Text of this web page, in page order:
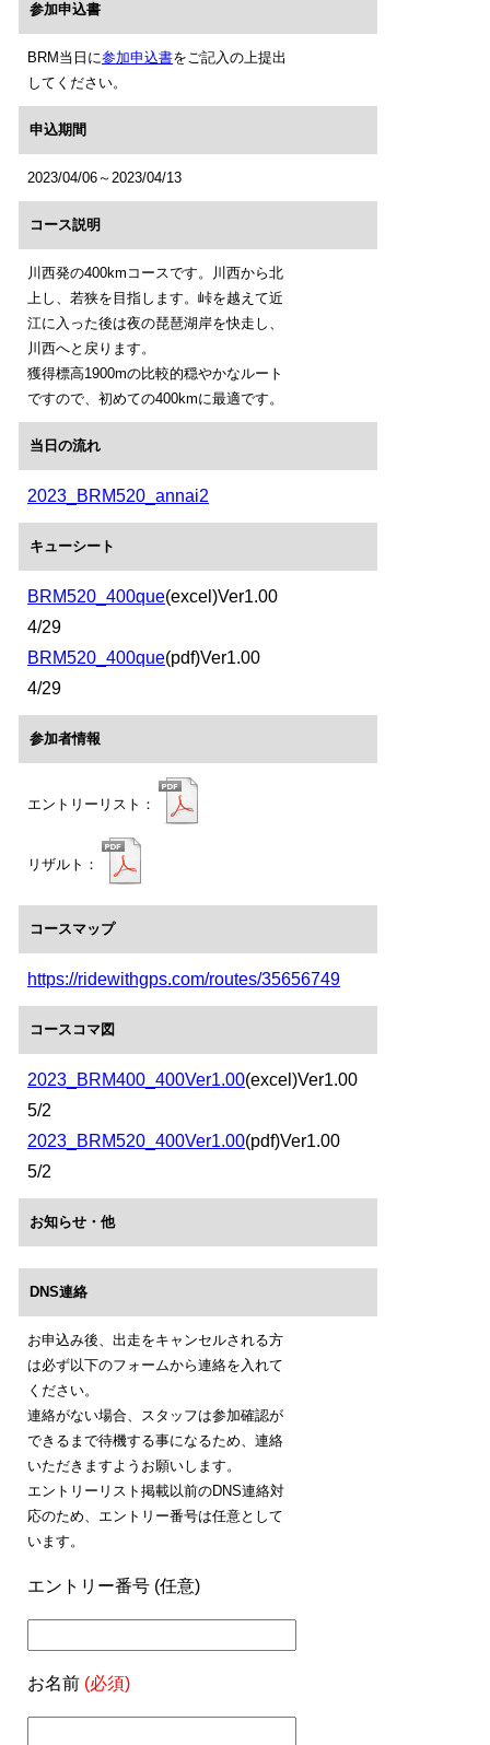
参加申込書
BRM当日に参加申込書をご記入の上提出
してください。
申込期間
2023/04/06～2023/04/13
コース説明
川西発の400kmコースです。川西から北
上し、若狭を目指します。峠を越えて近
江に入った後は夜の琵琶湖岸を快走し、
川西へと戻ります。
獲得標高1900mの比較的穏やかなルート
ですので、初めての400kmに最適です。
当日の流れ
2023_BRM520_annai2
キューシート
BRM520_400que(excel)Ver1.00
4/29
BRM520_400que(pdf)Ver1.00
4/29
参加者情報
エントリーリスト：
リザルト：
コースマップ
https://ridewithgps.com/routes/35656749
コースコマ図
2023_BRM400_400Ver1.00(excel)Ver1.00
5/2
2023_BRM520_400Ver1.00(pdf)Ver1.00
5/2
お知らせ・他
DNS連絡
お申込み後、出走をキャンセルされる方
は必ず以下のフォームから連絡を入れて
ください。
連絡がない場合、スタッフは参加確認が
できるまで待機する事になるため、連絡
いただきますようお願いします。
エントリーリスト掲載以前のDNS連絡対
応のため、エントリー番号は任意として
います。
エントリー番号 (任意)
お名前 (必須)